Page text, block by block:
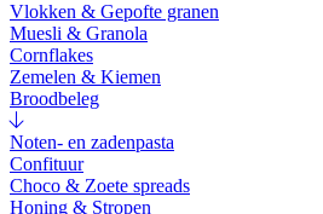
Vlokken & Gepofte granen
Muesli & Granola
Cornflakes
Zemelen & Kiemen
Broodbeleg
Noten- en zadenpasta
Confituur
Choco & Zoete spreads
Honing & Stropen